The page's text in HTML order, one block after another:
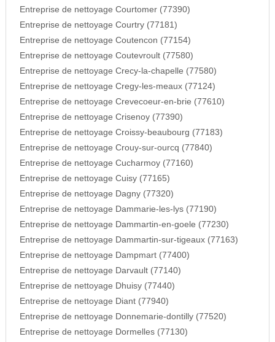
Entreprise de nettoyage Courtomer (77390)
Entreprise de nettoyage Courtry (77181)
Entreprise de nettoyage Coutencon (77154)
Entreprise de nettoyage Coutevroult (77580)
Entreprise de nettoyage Crecy-la-chapelle (77580)
Entreprise de nettoyage Cregy-les-meaux (77124)
Entreprise de nettoyage Crevecoeur-en-brie (77610)
Entreprise de nettoyage Crisenoy (77390)
Entreprise de nettoyage Croissy-beaubourg (77183)
Entreprise de nettoyage Crouy-sur-ourcq (77840)
Entreprise de nettoyage Cucharmoy (77160)
Entreprise de nettoyage Cuisy (77165)
Entreprise de nettoyage Dagny (77320)
Entreprise de nettoyage Dammarie-les-lys (77190)
Entreprise de nettoyage Dammartin-en-goele (77230)
Entreprise de nettoyage Dammartin-sur-tigeaux (77163)
Entreprise de nettoyage Dampmart (77400)
Entreprise de nettoyage Darvault (77140)
Entreprise de nettoyage Dhuisy (77440)
Entreprise de nettoyage Diant (77940)
Entreprise de nettoyage Donnemarie-dontilly (77520)
Entreprise de nettoyage Dormelles (77130)